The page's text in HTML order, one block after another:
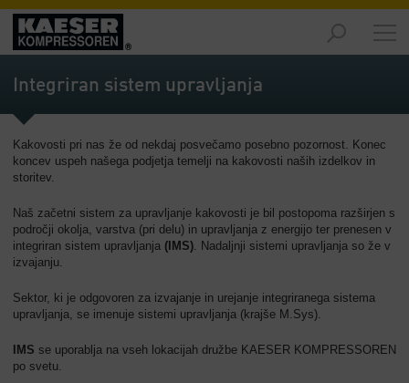
Izdelki
-
Pregled
-
Pregled
Servis
-
Pregled
-
Pregled
Integriran sistem upravljanja
Kakovosti pri nas že od nekdaj posvečamo posebno pozornost. Konec
koncev uspeh našega podjetja temelji na kakovosti naših izdelkov in
storitev.
Naš začetni sistem za upravljanje kakovosti je bil postopoma razširjen s
področji okolja, varstva (pri delu) in upravljanja z energijo ter prenesen v
integriran sistem upravljanja (IMS). Nadaljnji sistemi upravljanja so že v
izvajanju.
Sektor, ki je odgovoren za izvajanje in urejanje integriranega sistema
upravljanja, se imenuje sistemi upravljanja (krajše M.Sys).
IMS se uporablja na vseh lokacijah družbe KAESER KOMPRESSOREN
po svetu.